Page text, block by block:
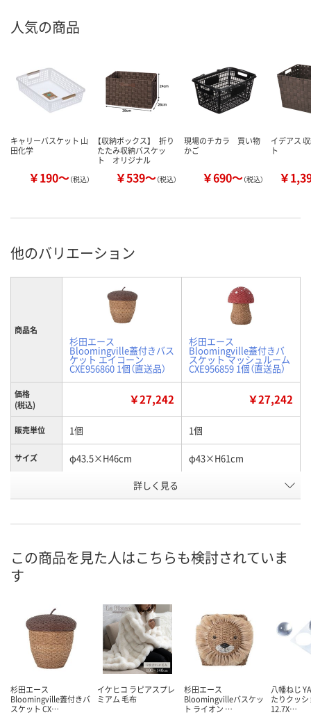
人気の商品
キャリーバスケット 山
田化学
￥190～（税込）
【収納ボックス】 折り
たたみ収納バスケッ
ト オリジナル
￥539～（税込）
現場のチカラ 買い物
かご
￥690～（税込）
イデアス
ト
￥
他のバリエーション
商品名
杉田エース
Bloomingville蓋付きバス
ケット エイコーン
CXE956860 1個（直送品）
杉田エース
Bloomingville蓋付きバ
スケット マッシュルーム
CXE956859 1個（直送品）
価格
(税込)
￥27,242 ￥27,242
販売単位 1個 1個
サイズ φ43.5×H46cm φ43×H61cm
シーグラス、ラタン、鉄
お届け日
カゴへ カゴへ
詳しく見る
この商品を見た人はこちらも検討されていま
す
杉田エース
Bloomingville蓋付きバ
スケット CX…
イケヒコ ラピアスプレ
ミアム 毛布
杉田エース
Bloomingvilleバスケッ
ト ライオン …
八幡ねじ
たりクッ
12.7X…